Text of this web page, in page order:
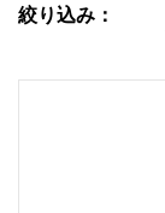
絞り込み：